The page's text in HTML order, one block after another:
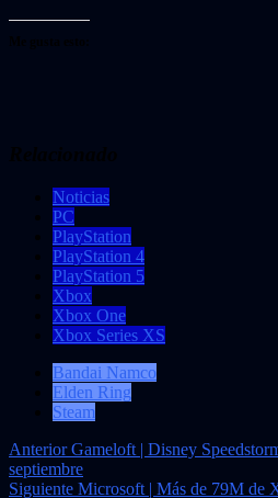
Noticias
PC
PlayStation
PlayStation 4
PlayStation 5
Xbox
Xbox One
Xbox Series XS
Bandai Namco
Elden Ring
Steam
Navegación
de
AnteriorGameloft | Disney
septiembre
Siguiente Microsoft | Más de 79M de